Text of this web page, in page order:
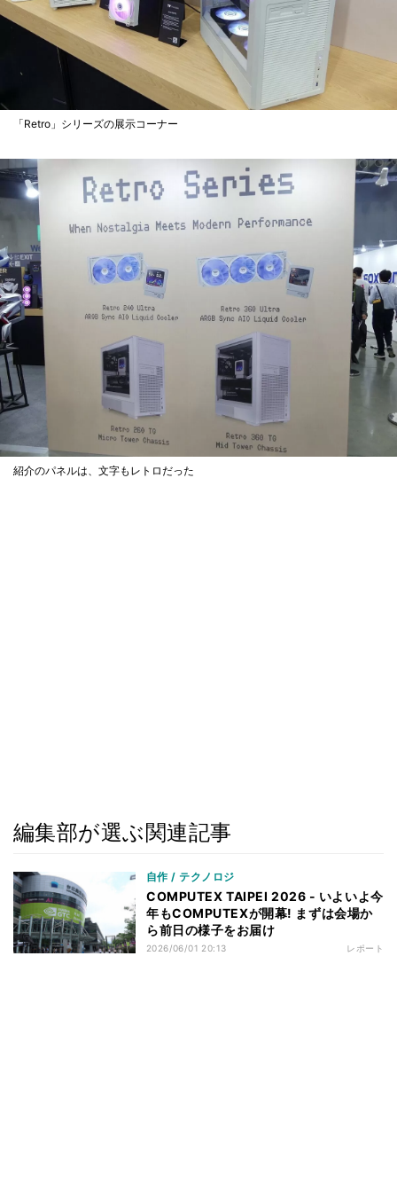
「Retro」シリーズの展示コーナー
紹介のパネルは、文字もレトロだった
編集部が選ぶ関連記事
自作 / テクノロジ
COMPUTEX TAIPEI 2026 - いよいよ今
年もCOMPUTEXが開幕! まずは会場か
ら前日の様子をお届け
2026/06/01 20:13 レポート